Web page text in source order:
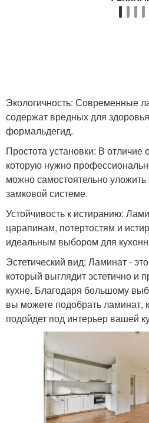
Экологичность: Современные
содержат вредных для
формальдегид.
Простота установки: В отличие
которую нужно
можно самостоятельно
замковой системе.
Устойчивость к истиранию:
царапинам, потертостям и
идеальным выбором для
Эстетический вид: Ламинат -
который выглядит эстетично и
кухне. Благодаря большому
вы можете подобрать ламинат,
подойдет под интерьер вашей